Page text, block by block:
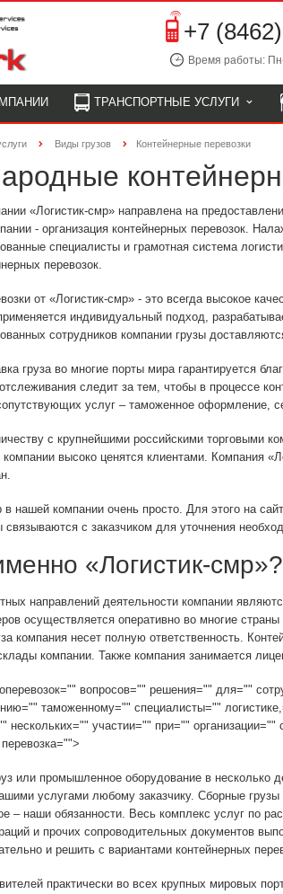
+7
Время работы:
ТРАНСПОРТНЫЕ УСЛУГИ
Виды грузов Контейнерные перевозки
«Логистик-смр» направлена на
- организация контейнерных перевозок.
специалисты и грамотная система
перевозок.
от «Логистик-смр» - это всегда высокое
индивидуальный подход,
сотрудников компании грузы
груза во многие порты мира гарантируется
следит за тем, чтобы в процессе
услуг – таможенное оформление,
с крупнейшими российскими торговыми
высоко ценятся клиентами. Компания
в нашей компании очень просто. Для этого на
связываются с заказчиком для уточнения
«Логистик-смр»?
направлений деятельности компании
осуществляется оперативно во многие
компания несет полную ответственность.
компании. Также компания занимается
вопросов="" решения="" для=""
таможенному="" специалисты=""
нескольких="" участии="" при=""
или промышленное оборудование в несколько
услугами любому заказчику. Сборные
– наши обязанности. Весь комплекс услуг по
и прочих сопроводительных документов
и решить с вариантами контейнерных
практически во всех крупных мировых